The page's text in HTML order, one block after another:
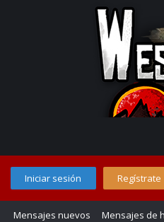
Iniciar sesión Regístrate
Mensajes nuevos Mensajes de